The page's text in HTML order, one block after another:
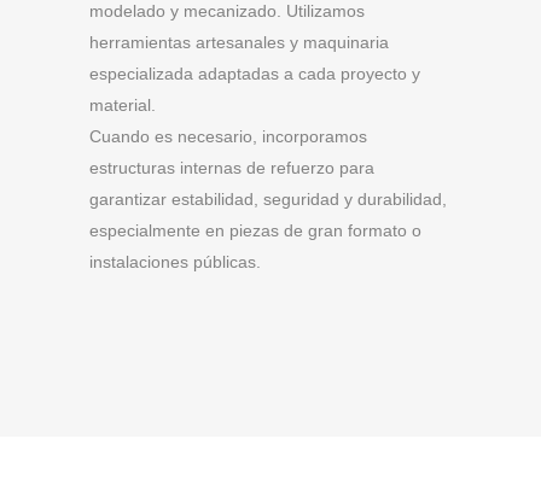
modelado y mecanizado. Utilizamos
herramientas artesanales y maquinaria
especializada adaptadas a cada proyecto y
material.
Cuando es necesario, incorporamos
estructuras internas de refuerzo para
garantizar estabilidad, seguridad y durabilidad,
especialmente en piezas de gran formato o
instalaciones públicas.